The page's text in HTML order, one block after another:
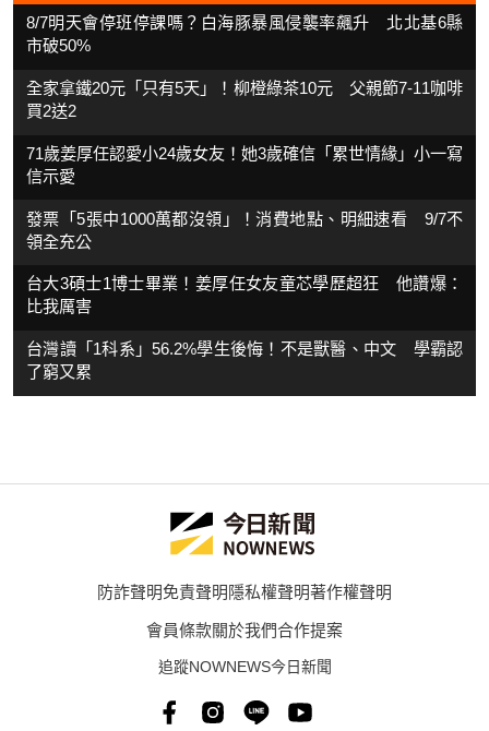
8/7明天會停班停課嗎？白海豚暴風侵襲率飆升 北北基6縣
市破50%
全家拿鐵20元「只有5天」！柳橙綠茶10元 父親節7-11咖啡
買2送2
71歲姜厚任認愛小24歲女友！她3歲確信「累世情緣」小一寫
信示愛
發票「5張中1000萬都沒領」！消費地點、明細速看 9/7不
領全充公
台大3碩士1博士畢業！姜厚任女友童芯學歷超狂 他讚爆：
比我厲害
台灣讀「1科系」56.2%學生後悔！不是獸醫、中文 學霸認
了窮又累
防詐聲明免責聲明隱私權聲明著作權聲明
會員條款關於我們合作提案
追蹤NOWNEWS今日新聞